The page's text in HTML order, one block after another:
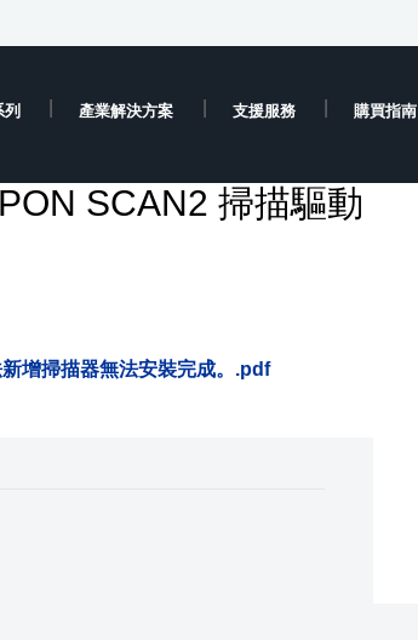
產業解決方案 支援服務 購買指南
SCAN2 掃描驅動
增掃描器無法安裝完成。.pdf